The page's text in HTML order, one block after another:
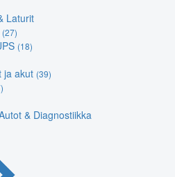
Laturit
(27)
(18)
ja akut (39)
& Diagnostiikka